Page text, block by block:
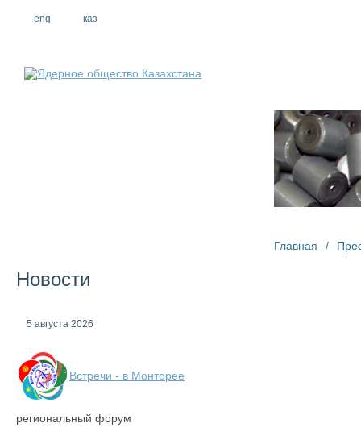
eng каз
Новости
5 августа 2026
Встречи - в Монторее
региональный форум
Главная /